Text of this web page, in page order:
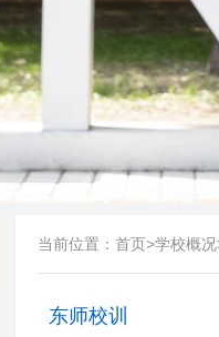
当前位置： 首页>学校概况
东师校训